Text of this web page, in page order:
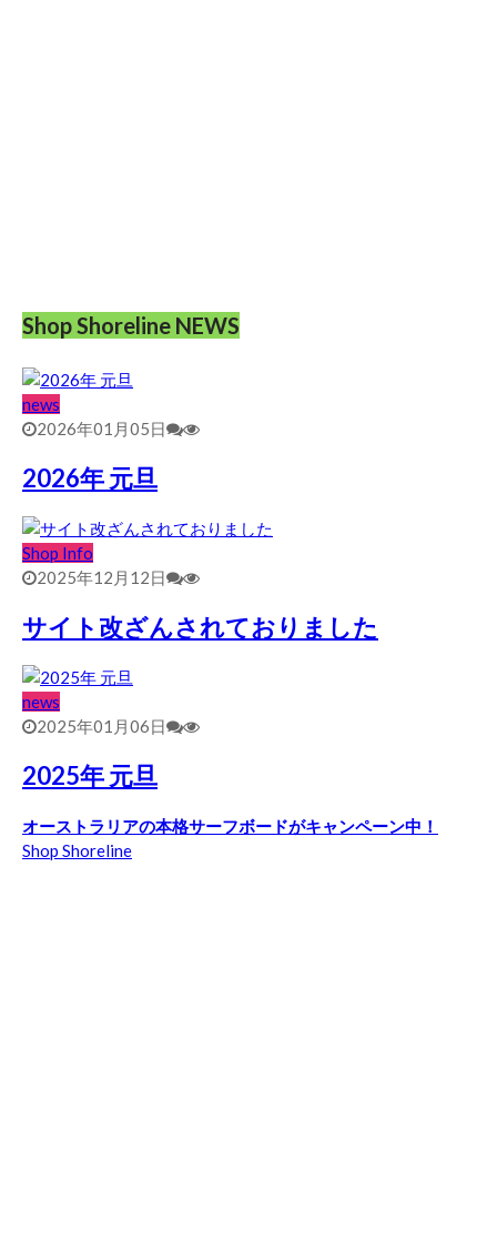
Shop Shoreline NEWS
news
2026年01月05日
2026年 元旦
Shop Info
2025年12月12日
サイト改ざんされておりました
news
2025年01月06日
2025年 元旦
オーストラリアの本格サーフボードがキャンペーン中！
Shop Shoreline